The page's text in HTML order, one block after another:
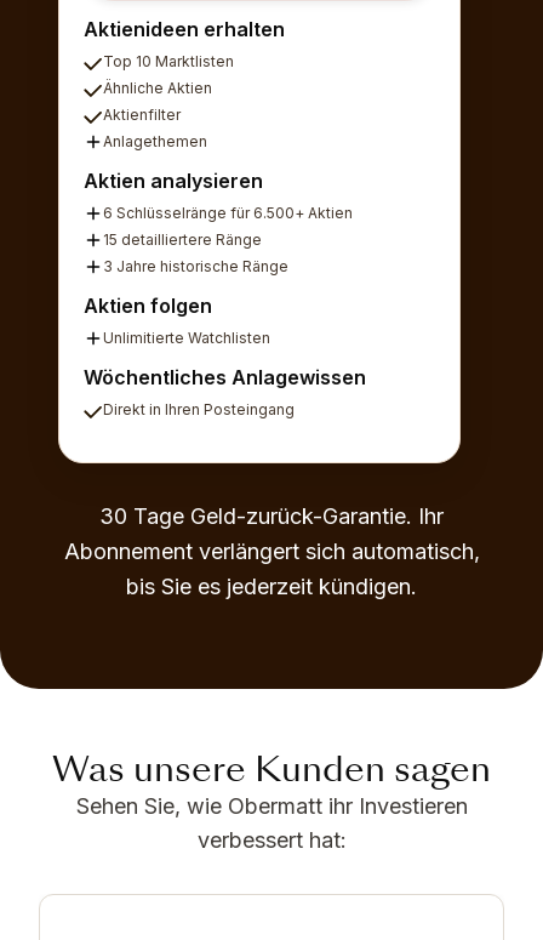
Aktienideen erhalten
Top 10 Marktlisten
Ähnliche Aktien
Aktienfilter
Anlagethemen
Aktien analysieren
6 Schlüsselränge für 6.500+ Aktien
15 detailliertere Ränge
3 Jahre historische Ränge
Aktien folgen
Unlimitierte Watchlisten
Wöchentliches Anlagewissen
Direkt in Ihren Posteingang
30 Tage Geld-zurück-Garantie. Ihr
Abonnement verlängert sich automatisch,
bis Sie es jederzeit kündigen.
Was unsere Kunden sagen
Sehen Sie, wie Obermatt ihr Investieren
verbessert hat: